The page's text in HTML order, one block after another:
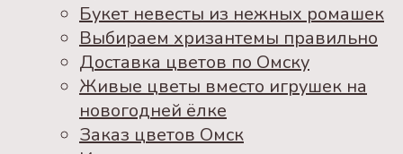
Букет невесты из нежных ромашек
Выбираем хризантемы правильно
Доставка цветов по Омску
Живые цветы вместо игрушек на
новогодней ёлке
Заказ цветов Омск